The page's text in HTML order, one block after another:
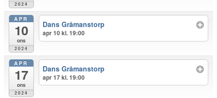
2024
APR
10
ons
2024
Dans Gråmanstorp
apr 10 kl. 19:00
APR
17
ons
2024
Dans Gråmanstorp
apr 17 kl. 19:00